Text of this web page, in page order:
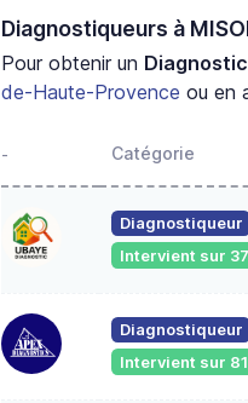
Diagnostiqueurs à
Pour obtenir un
de-Haute-Provence ou en
- Catégorie
Diagnostiqueur
Intervient sur
Diagnostiqueur
Intervient sur